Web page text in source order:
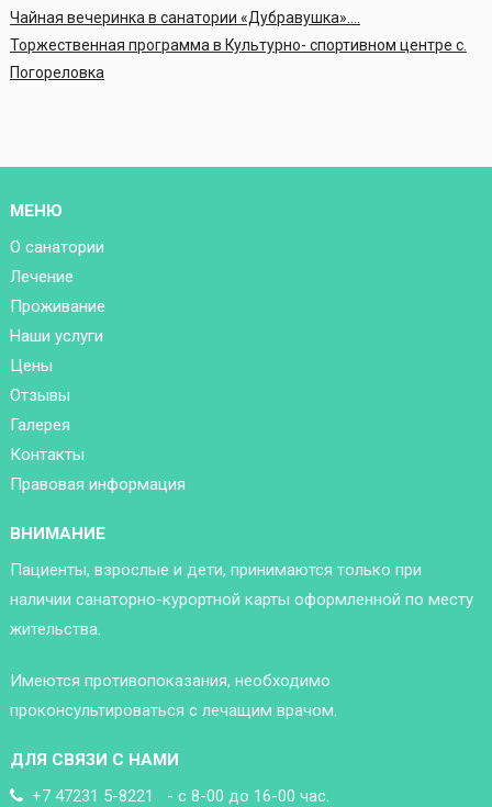
Чайная вечеринка в санатории «Дубравушка»….
Торжественная программа в Культурно- спортивном центре с.
Погореловка
МЕНЮ
О санатории
Лечение
Проживание
Наши услуги
Цены
Отзывы
Галерея
Контакты
Правовая информация
ВНИМАНИЕ
Пациенты, взрослые и дети, принимаются только при
наличии санаторно-курортной карты оформленной по месту
жительства.
Имеются противопоказания, необходимо
проконсультироваться с лечащим врачом.
ДЛЯ СВЯЗИ С НАМИ
+7 47231 5-8221 - с 8-00 до 16-00 час.